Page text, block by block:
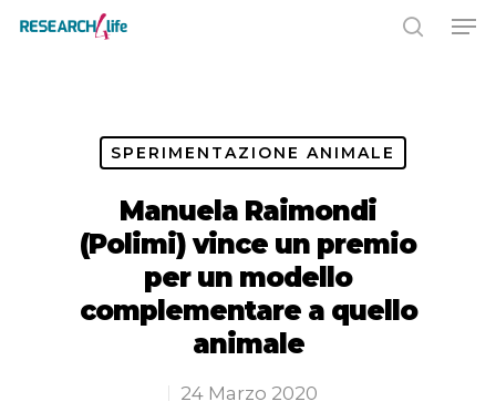
per chiudere
SPERIMENTAZIONE ANIMALE
Manuela Raimondi
(Polimi) vince un premio
per un modello
complementare a quello
animale
24 Marzo 2020